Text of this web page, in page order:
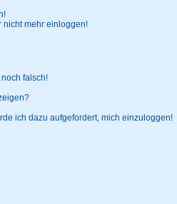
nicht mehr einloggen!
falsch!
ich dazu aufgefordert, mich einzuloggen!